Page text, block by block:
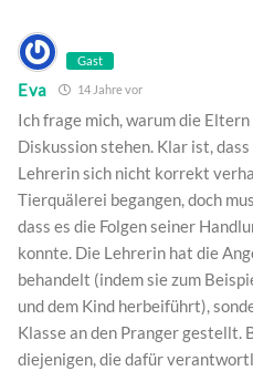
Gast
Eva 14 Jahre vor
Ich frage mich, warum die
Diskussion stehen. Klar ist,
Lehrerin sich nicht korrekt
Tierquälerei begangen, doch
dass es die Folgen seiner
konnte. Die Lehrerin hat die
behandelt (indem sie zum
und dem Kind herbeiführt),
Klasse an den Pranger gestellt.
diejenigen, die dafür